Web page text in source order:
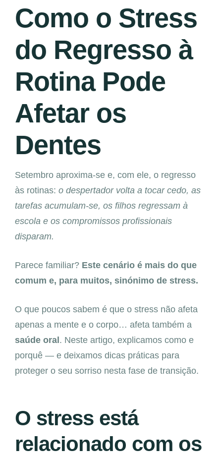
Como o Stress
do Regresso à
Rotina Pode
Afetar os
Dentes
Setembro aproxima-se e, com ele, o regresso
às rotinas: o despertador volta a tocar cedo, as
tarefas acumulam-se, os filhos regressam à
escola e os compromissos profissionais
disparam.
Parece familiar? Este cenário é mais do que
comum e, para muitos, sinónimo de stress.
O que poucos sabem é que o stress não afeta
apenas a mente e o corpo… afeta também a
saúde oral. Neste artigo, explicamos como e
porquê — e deixamos dicas práticas para
proteger o seu sorriso nesta fase de transição.
O stress está
relacionado com os